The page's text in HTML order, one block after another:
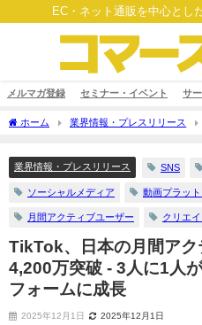
EC・ネット通販を中心とし
メルマガ登録 セミナー・イベント サ
ホーム 業界情報・プレスリリース
業界情報・プレスリリース SNS
ソーシャルメディア 動画プラッ
月間アクティブユーザー クリエ
TikTok、日本の月間アク
4,200万突破 - 3人に1人
フォームに成長
2025年12月1日 2025年12月1日